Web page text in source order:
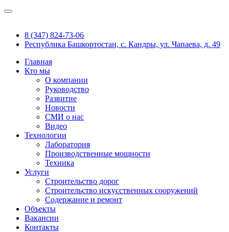
8 (347) 824-73-06
Республика Башкортостан, с. Кандры, ул. Чапаева, д. 49
Главная
Кто мы
О компании
Руководство
Развитие
Новости
СМИ о нас
Видео
Технологии
Лаборатория
Производственные мощности
Техника
Услуги
Строительство дорог
Строительство искусственных сооружений
Содержание и ремонт
Объекты
Вакансии
Контакты